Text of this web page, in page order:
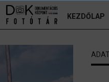
KEZDŐLAP